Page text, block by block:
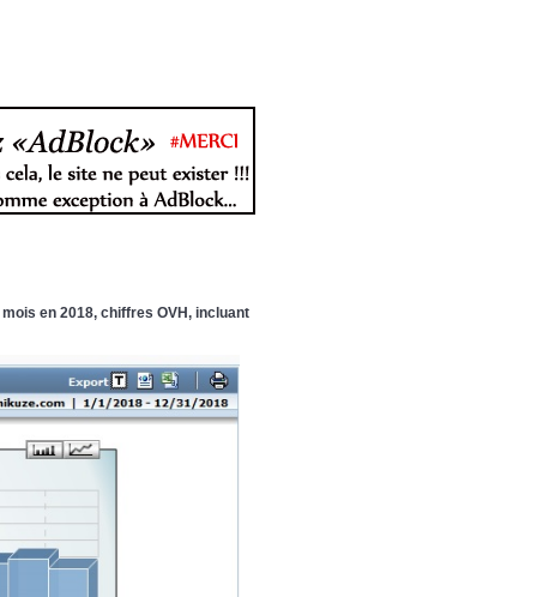
en 2018, chiffres OVH, incluant